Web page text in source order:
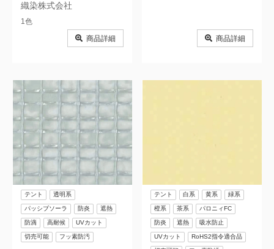
織染株式会社
1色
商品詳細 商品詳細
テント 透明系
パッシブソーラ 防炎 遮熱
防滴 高耐候 UVカット
切売可能 フッ素防汚
テント 白系 黄系 緑系
橙系 茶系 パロニィFC
防炎 遮熱 吸水防止
UVカット RoHS2指令適合品